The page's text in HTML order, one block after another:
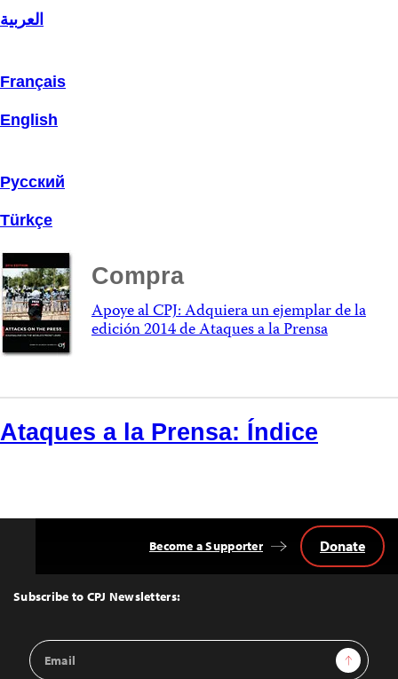
العربية
Français
English
Русский
Türkçe
Compra
Apoye al CPJ: Adquiera un ejemplar de la
edición 2014 de Ataques a la Prensa
Ataques a la Prensa: Índice
Top
Subscribe to CPJ Newsletters:
Email
Address
Sign Up
Become a Supporter Donate